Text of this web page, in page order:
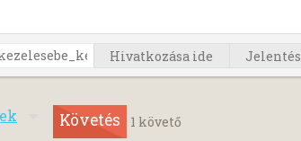
Hivatkozása ide Jelentés
Követés 1 követő